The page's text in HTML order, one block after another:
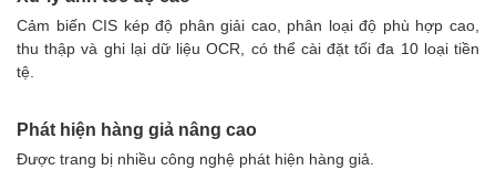
Cảm biến CIS kép độ phân giải cao, phân loại độ phù hợp cao,
thu thập và ghi lại dữ liệu OCR, có thể cài đặt tối đa 10 loại tiền
tệ.
Phát hiện hàng giả nâng cao
Được trang bị nhiều công nghệ phát hiện hàng giả.